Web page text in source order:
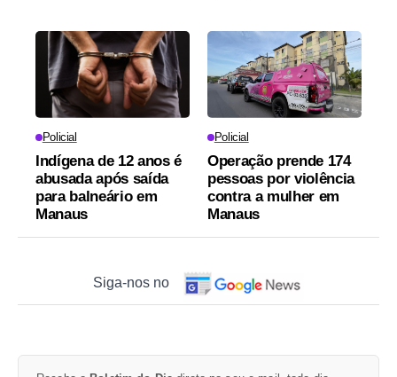
Policial
Indígena de 12 anos é
abusada após saída
para balneário em
Manaus
Policial
Operação prende 174
pessoas por violência
contra a mulher em
Manaus
Siga-nos no